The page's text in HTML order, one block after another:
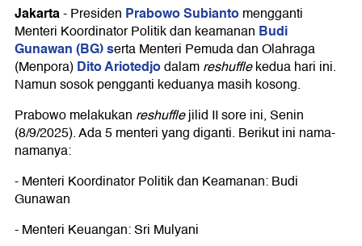
Jakarta-Presiden Prabowo Subiantomengganti
Menteri Koordinator Politik dan keamanan Budi
Gunawan (BG) serta Menteri Pemuda dan Olahraga
(Menpora)Dito Ariotedjodalamreshufflekedua hari ini.
Namun sosok pengganti keduanya masih kosong.
Prabowo melakukan reshufflejilid II sore ini, Senin
(8/9/2025). Ada 5 menteri yang diganti. Berikut ini nama-
namanya:
- Menteri Koordinator Politik dan Keamanan: Budi
Gunawan
- Menteri Keuangan: Sri Mulyani